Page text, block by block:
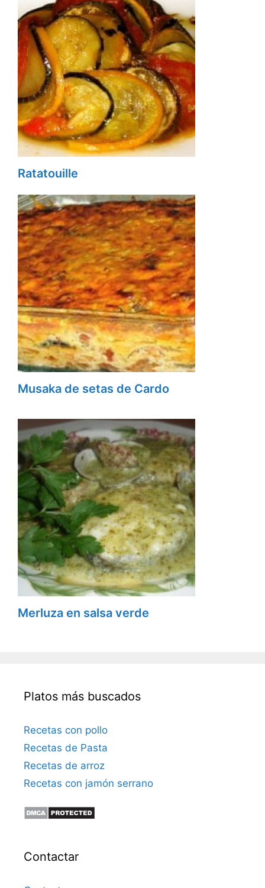
Ratatouille
Musaka de setas de Cardo
Merluza en salsa verde
Platos más buscados
Recetas con pollo
Recetas de Pasta
Recetas de arroz
Recetas con jamón serrano
Contactar